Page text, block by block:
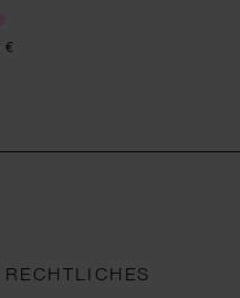
€
RECHTLICHES